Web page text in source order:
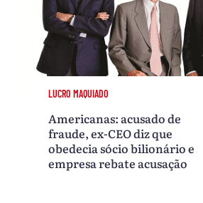
LUCRO MAQUIADO
Americanas: acusado de
fraude, ex-CEO diz que
obedecia sócio bilionário e
empresa rebate acusação